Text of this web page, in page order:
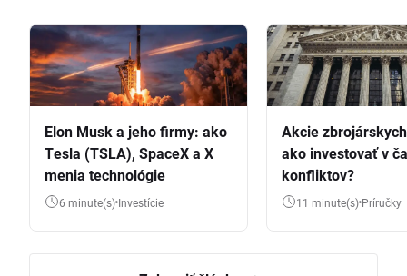
Elon Musk a jeho firmy: ako
Tesla (TSLA), SpaceX a X
menia technológie
6 minute(s) Investície
Akcie
ako investovať v
konfliktov?
11 minute(s) Príručky